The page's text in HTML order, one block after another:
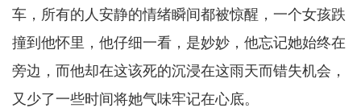
车，所有的人安静的情绪瞬间都被惊醒，一个女孩跌
撞到他怀里，他仔细一看，是妙妙，他忘记她始终在
旁边，而他却在这该死的沉浸在这雨天而错失机会，
又少了一些时间将她气味牢记在心底。